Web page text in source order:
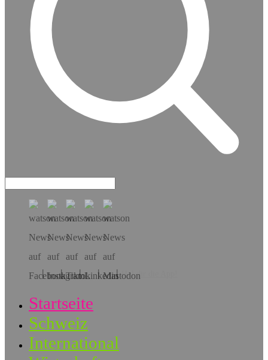
Hol dir die App!
Startseite
Schweiz
International